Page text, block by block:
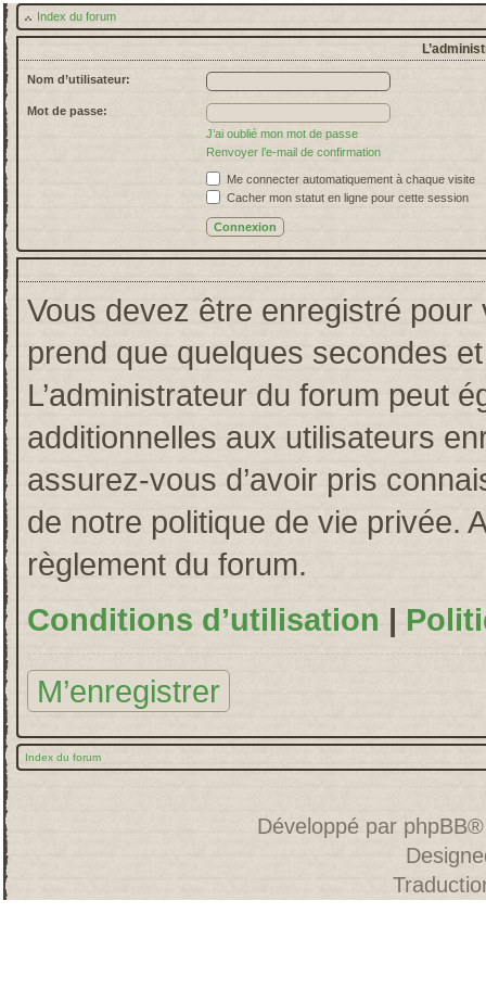
Index du forum
Nom d’utilisateur:
Mot de passe:
J’ai oublié mon mot de passe
Renvoyer l’e-mail de confirmation
Me connecter automatiquement à chaque visite
Cacher mon statut en ligne pour cette session
Vous devez être enregistré pour
prend que quelques secondes
L’administrateur du forum peut
additionnelles aux utilisateurs
assurez-vous d’avoir pris
de notre politique de vie privée.
règlement du forum.
Conditions d’utilisation |
M’enregistrer
Index du forum
Développé par phpBB®